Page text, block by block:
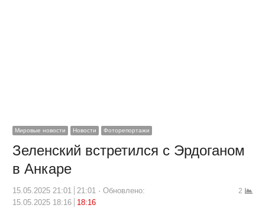
Мировые новости Новости Фоторепортажи
Зеленский встретился с Эрдоганом
в Анкаре
15.05.2025 21:01 21:01
Обновлено:
15.05.2025 18:16
18:16
2